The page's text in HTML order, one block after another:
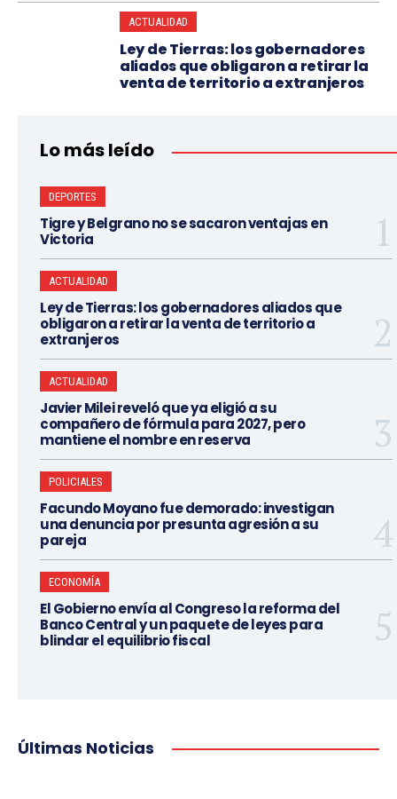
ACTUALIDAD
Ley de Tierras: los gobernadores
aliados que obligaron a retirar la
venta de territorio a extranjeros
Lo más leído
DEPORTES
Tigre y Belgrano no se sacaron ventajas en
Victoria
ACTUALIDAD
Ley de Tierras: los gobernadores aliados que
obligaron a retirar la venta de territorio a
extranjeros
ACTUALIDAD
Javier Milei reveló que ya eligió a su
compañero de fórmula para 2027, pero
mantiene el nombre en reserva
POLICIALES
Facundo Moyano fue demorado: investigan
una denuncia por presunta agresión a su
pareja
ECONOMÍA
El Gobierno envía al Congreso la reforma del
Banco Central y un paquete de leyes para
blindar el equilibrio fiscal
Últimas Noticias